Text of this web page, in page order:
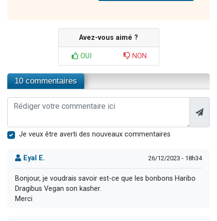
Avez-vous aimé ?
OUI NON
10 commentaires
Je veux être averti des nouveaux commentaires
Eyal E. 26/12/2023 - 18h34
Bonjour, je voudrais savoir est-ce que les bonbons Haribo
Dragibus Vegan son kasher.
Merci